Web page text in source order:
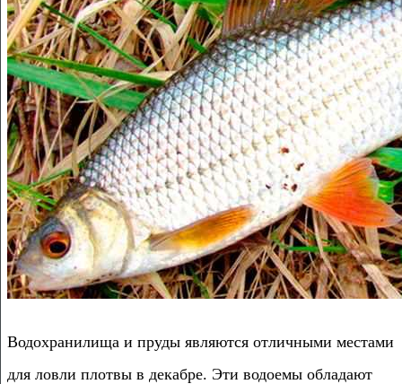
Водохранилища и пруды являются отличными местами
для ловли плотвы в декабре. Эти водоемы обладают